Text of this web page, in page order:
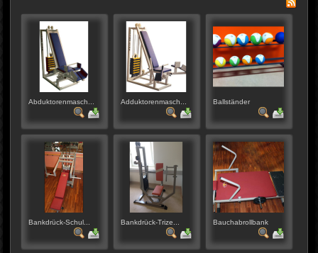
Abduktorenmasch... Adduktorenmasch... Ballständer
Bankdrück-Schul... Bankdrück-Trize... Bauchabrollbank